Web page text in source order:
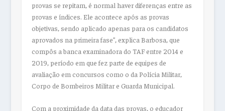
provas se repitam, é normal haver diferenças entre as
provas e índices. Ele acontece após as provas
objetivas, sendo aplicado apenas para os candidatos
aprovados na primeira fase”, explica Barbosa, que
compôs a banca examinadora do TAF entre 2014 e
2019, período em que fez parte de equipes de
avaliação em concursos como o da Polícia Militar,
Corpo de Bombeiros Militar e Guarda Municipal.
Com a proximidade da data das provas, o educador